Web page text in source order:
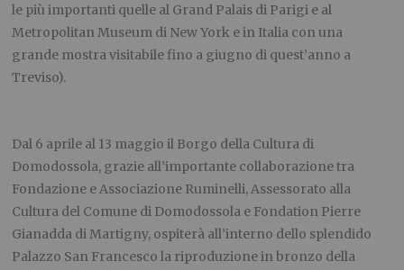
le più importanti quelle al Grand Palais di Parigi e al
Metropolitan Museum di New York e in Italia con una
grande mostra visitabile fino a giugno di quest’anno a
Treviso).
Dal 6 aprile al 13 maggio il Borgo della Cultura di
Domodossola, grazie all’importante collaborazione tra
Fondazione e Associazione Ruminelli, Assessorato alla
Cultura del Comune di Domodossola e Fondation Pierre
Gianadda di Martigny, ospiterà all’interno dello splendido
Palazzo San Francesco la riproduzione in bronzo della